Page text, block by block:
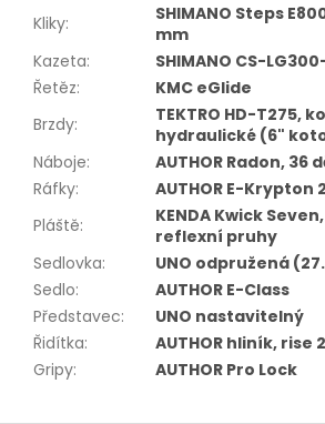
Kliky:
SHIMANO Steps
mm
Kazeta:
SHIMANO CS-
Řetěz:
KMC eGlide
Brzdy:
TEKTRO HD-T275,
hydraulické (6"
Náboje:
AUTHOR Radon, 36
Ráfky:
AUTHOR E-Krypton
Pláště:
KENDA Kwick
reflexní pruhy
Sedlovka:
UNO odpružená
Sedlo:
AUTHOR E-Class
Představec:
UNO nastavitelný
Řidítka:
AUTHOR hliník, rise
Gripy: AUTHOR Pro Lock